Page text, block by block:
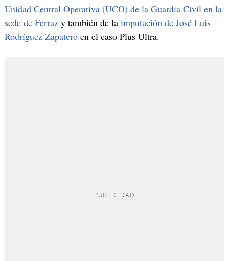
Unidad Central Operativa (UCO) de la Guardia Civil en la
sede de Ferrazy también de la imputación de José Luis
Rodríguez Zapateroen el caso Plus Ultra.